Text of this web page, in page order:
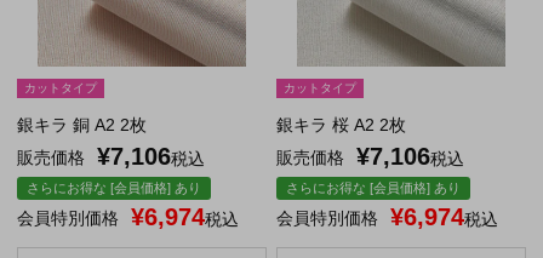
カットタイプ
銀キラ 銅 A2 2枚
販売価格
¥7,106税込
さらにお得な [会員価格] あり
会員特別価格 ¥6,974税込
カットタイプ
銀キラ 桜 A2 2枚
販売価格
¥7,106税込
さらにお得な [会員価格] あり
会員特別価格 ¥6,974税込